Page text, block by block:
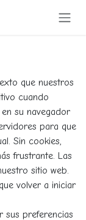
que nuestros
cuando
su navegador
para que
Sin cookies,
frustrante. Las
sitio web.
volver a iniciar
sus preferencias